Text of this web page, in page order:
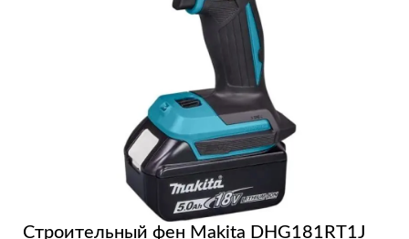
Строительный фен Makita DHG181RT1J